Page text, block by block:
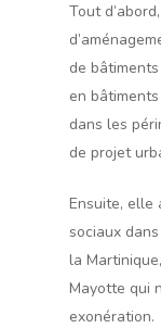
Tout
de
en
dans les
de projet
Ensuite, elle
sociaux
la
Mayotte qui
exonération.